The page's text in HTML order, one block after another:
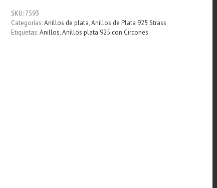
SKU: 7593
Categorías:Anillos de plata,Anillos de Plata 925 Strass
Etiquetas:Anillos,Anillos plata 925 con Circones